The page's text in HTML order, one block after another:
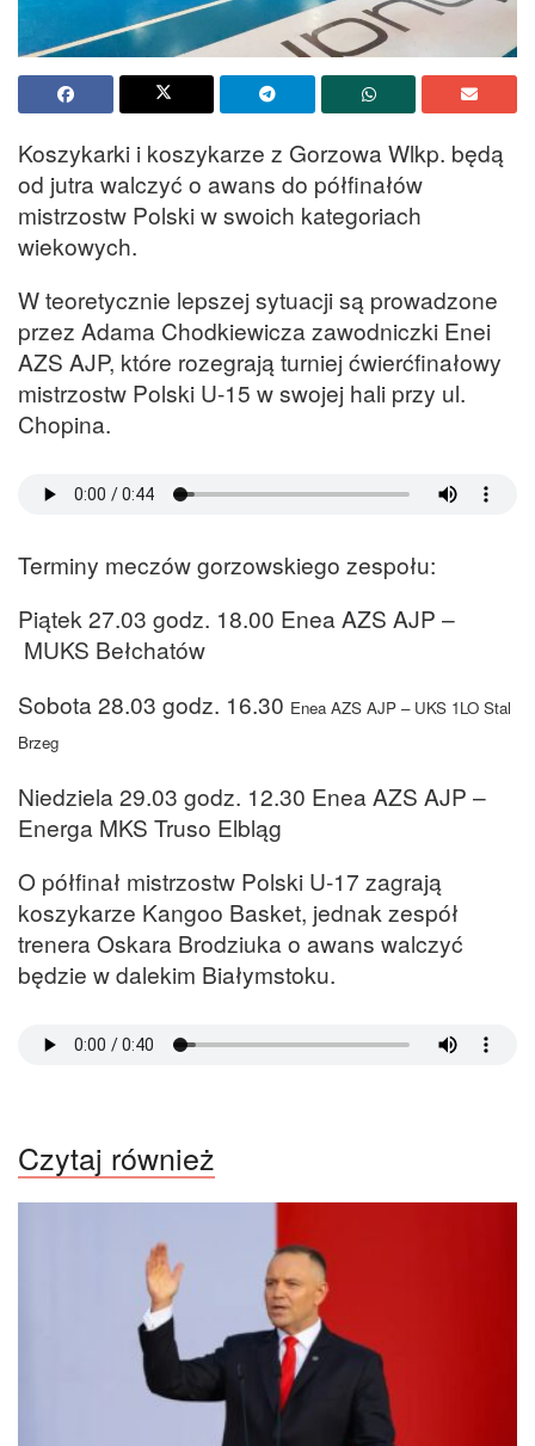
Koszykarki i koszykarze z Gorzowa Wlkp. będą
od jutra walczyć o awans do półfinałów
mistrzostw Polski w swoich kategoriach
wiekowych.
W teoretycznie lepszej sytuacji są prowadzone
przez Adama Chodkiewicza zawodniczki Enei
AZS AJP, które rozegrają turniej ćwierćfinałowy
mistrzostw Polski U-15 w swojej hali przy ul.
Chopina.
Terminy meczów gorzowskiego zespołu:
Piątek 27.03 godz. 18.00 Enea AZS AJP –
MUKS Bełchatów
Sobota 28.03 godz. 16.30 Enea AZS AJP – UKS 1LO Stal
Brzeg
Niedziela 29.03 godz. 12.30 Enea AZS AJP –
Energa MKS Truso Elbląg
O półfinał mistrzostw Polski U-17 zagrają
koszykarze Kangoo Basket, jednak zespół
trenera Oskara Brodziuka o awans walczyć
będzie w dalekim Białymstoku.
Czytaj również